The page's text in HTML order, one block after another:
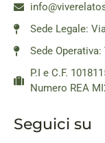
Sede Legale:
Sede
P.I e C.F.
Numero REA
Seguici su